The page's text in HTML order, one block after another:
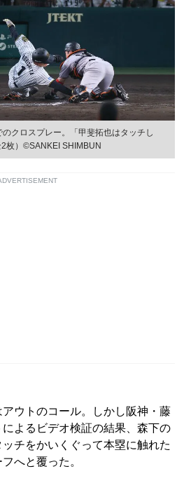
クロスプレー。「甲斐拓也はタッチし
枚）©SANKEI SHIMBUN
ウトのコール。しかし阪神・藤
よるビデオ検証の結果、森下の
チをかいくぐって本塁に触れた
へと覆った。